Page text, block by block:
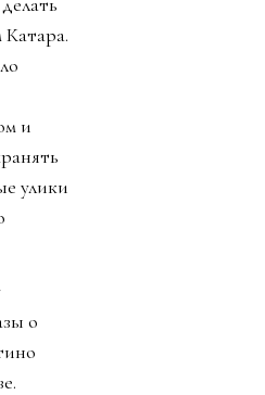
Катара.
и
улики
о